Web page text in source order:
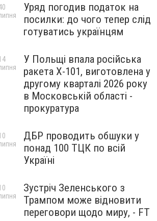
Уряд погодив податок на
посилки: до чого тепер слід
готуватись українцям
У Польщі впала російська
ракета X-101, виготовлена у
другому кварталі 2026 року
в Московській області -
прокуратура
ДБР проводить обшуки у
понад 100 ТЦК по всій
Україні
Зустріч Зеленського з
Трампом може відновити
переговори щодо миру, - FT